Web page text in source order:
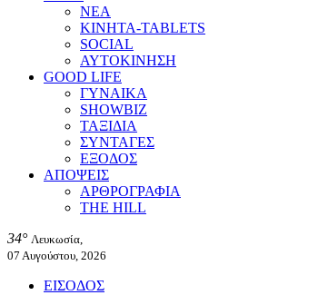
ΝΕΑ
ΚΙΝΗΤΑ-TABLETS
SOCIAL
ΑΥΤΟΚΙΝΗΣΗ
GOOD LIFE
ΓΥΝΑΙΚΑ
SHOWBIZ
ΤΑΞΙΔΙΑ
ΣΥΝΤΑΓΕΣ
ΕΞΟΔΟΣ
ΑΠΟΨΕΙΣ
ΑΡΘΡΟΓΡΑΦΙΑ
THE HILL
34° Λευκωσία,
07 Αυγούστου, 2026
ΕΙΣΟΔΟΣ